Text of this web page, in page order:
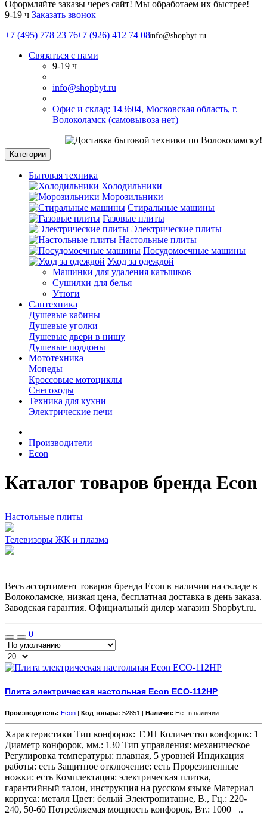
Оформляйте заказы через сайт! Мы обработаем их быстрее!
9-19 ч Заказать звонок
+7 (495) 778 23 76+7 (926) 412 74 08info@shopbyt.ru
Связаться с нами
9-19 ч
info@shopbyt.ru
Офис и склад: 143604, Московская область, г.
Волоколамск (самовывоза нет)
СО
Категории
Бытовая техника
Холодильники
Морозильники
Стиральные машины
Газовые плиты
Электрические плиты
Настольные плиты
Посудомоечные машины
Уход за одеждой
Машинки для удаления катышков
Сушилки для белья
Утюги
Сантехника
Душевые кабины
Душевые уголки
Душевые двери в нишу
Душевые поддоны
Мототехника
Мопеды
Кроссовые мотоциклы
Снегоходы
Техника для кухни
Электрические печи
Производители
Econ
Каталог товаров бренда Econ
Настольные плиты
Телевизоры ЖК и плазма
Весь ассортимент товаров бренда Econ в наличии на складе в
Волоколамске, низкая цена, бесплатная доставка в день заказа.
Заводская гарантия. Официальный дилер магазин Shopbyt.ru.
0
Плита электрическая настольная Econ ECO-112HP
Производитель: Econ | Код товара: 52851 | Наличие Нет в наличии
Характеристики Тип конфорок: ТЭН Количество конфорок: 1
Диаметр конфорок, мм.: 130 Тип управления: механическое
Регулировка температуры: плавная, 5 уровней Индикация
работы: есть Защитное отключение: есть Прорезиненные
ножки: есть Комплектация: электрическая плитка,
гарантийный талон, инструкция на русском языке Материал
корпуса: металл Цвет: белый Электропитание, В., Гц.: 220-
240, 50-60 Потребляемая мощность конфорок, Вт.: 1000 ..